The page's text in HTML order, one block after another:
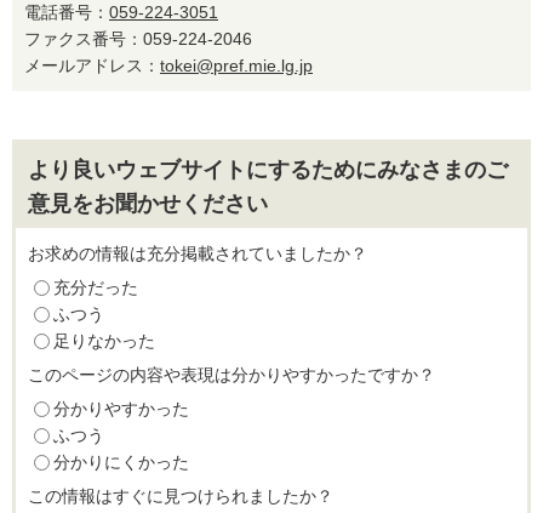
電話番号： 059-224-3051
ファクス番号：059-224-2046
メールアドレス： tokei@pref.mie.lg.jp
より良いウェブサイトにするためにみなさまのご
意見をお聞かせください
お求めの情報は充分掲載されていましたか？
充分だった
ふつう
足りなかった
このページの内容や表現は分かりやすかったですか？
分かりやすかった
ふつう
分かりにくかった
この情報はすぐに見つけられましたか？